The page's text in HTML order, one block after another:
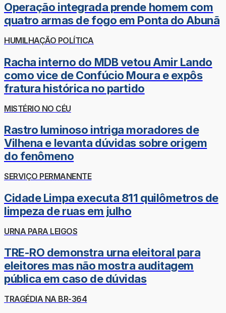
Operação integrada prende homem com
quatro armas de fogo em Ponta do Abunã
HUMILHAÇÃO POLÍTICA
Racha interno do MDB vetou Amir Lando
como vice de Confúcio Moura e expôs
fratura histórica no partido
MISTÉRIO NO CÉU
Rastro luminoso intriga moradores de
Vilhena e levanta dúvidas sobre origem
do fenômeno
SERVIÇO PERMANENTE
Cidade Limpa executa 811 quilômetros de
limpeza de ruas em julho
URNA PARA LEIGOS
TRE-RO demonstra urna eleitoral para
eleitores mas não mostra auditagem
pública em caso de dúvidas
TRAGÉDIA NA BR-364